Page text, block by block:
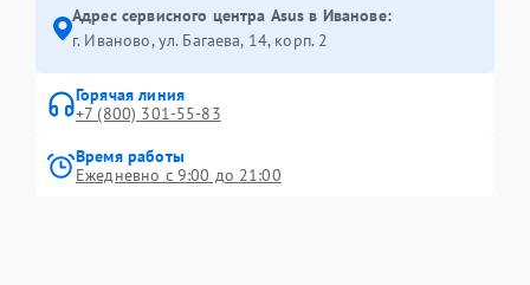
Адрес сервисного центра Asus в Иванове:
г. Иваново, ул. Багаева, 14, корп. 2
Горячая линия
+7 (800) 301-55-83
Время работы
Ежедневно с 9:00 до 21:00